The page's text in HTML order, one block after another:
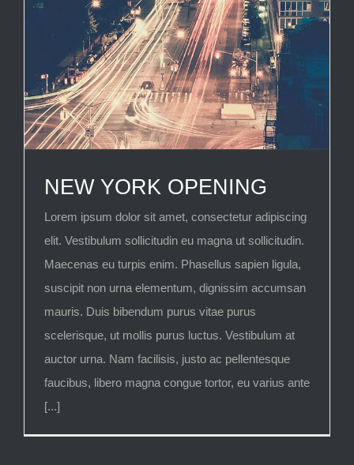
NEW YORK OPENING
Lorem ipsum dolor sit amet, consectetur adipiscing
elit. Vestibulum sollicitudin eu magna ut sollicitudin.
Maecenas eu turpis enim. Phasellus sapien ligula,
suscipit non urna elementum, dignissim accumsan
mauris. Duis bibendum purus vitae purus
scelerisque, ut mollis purus luctus. Vestibulum at
auctor urna. Nam facilisis, justo ac pellentesque
faucibus, libero magna congue tortor, eu varius ante
[...]